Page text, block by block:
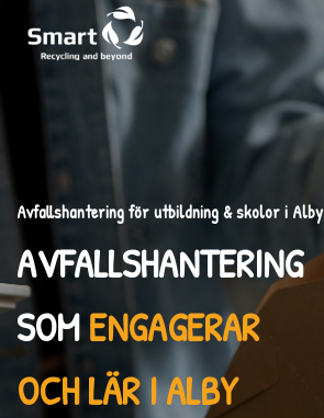
Avfallshantering för utbildning & skolor i Alby
AVFALLSHANTERING
SOMENGAGERAR
OCH LÄR I ALBY